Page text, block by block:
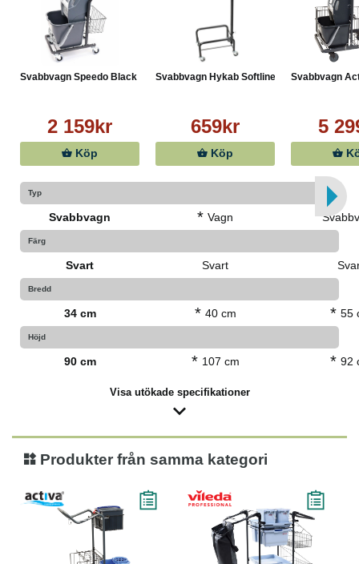
Svabbvagn Speedo Black
2 159kr
Köp
Svabbvagn Hykab Softline ti...
659kr
Köp
Svabbvagn
5
Typ
Svabbvagn * Vagn
Färg
Svart Svart
Bredd
34 cm * 40 cm * 55
Höjd
90 cm * 107 cm * 92
Visa utökade specifikationer
Produkter från samma kategori